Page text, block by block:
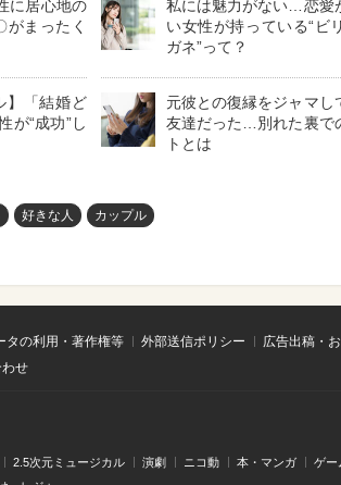
に居心地の
がまったく
私には魅力がない…恋愛
い女性が持っている“ビ
ガネ”って？
】「結婚ど
が“成功”し
元彼との復縁をジャマし
友達だった…別れた裏で
トとは
好きな人 カップル
タの利用・著作権等 外部送信ポリシー
広告出稿・
せ
2.5次元ミュージカル 演劇 ニコ動 本・マンガ ゲー